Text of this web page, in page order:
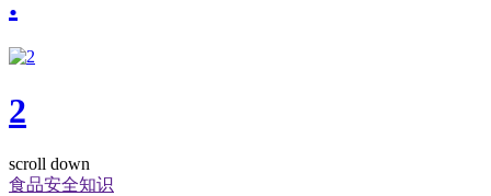
2
scroll down
食品安全知识